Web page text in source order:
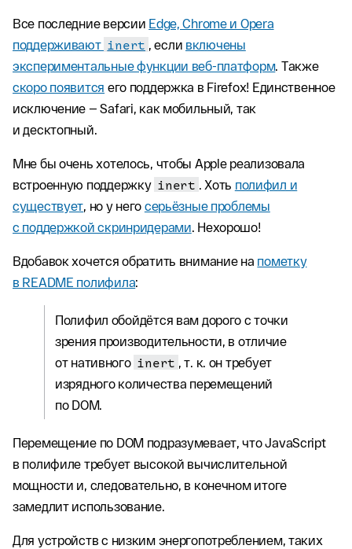
Все последние версии Edge, Chrome и Opera
поддерживают inert , если включены
экспериментальные функции веб-платформ. Также
скоро появится его поддержка в Firefox! Единственное
исключение — Safari, как мобильный, так
и десктопный.
Мне бы очень хотелось, чтобы Apple реализовала
встроенную поддержку inert . Хоть полифил и
существует, но у него серьёзные проблемы
с поддержкой скринридерами. Нехорошо!
Вдобавок хочется обратить внимание на пометку
в README полифила:
Полифил обойдётся вам дорого с точки
зрения производительности, в отличие
от нативного inert , т. к. он требует
изрядного количества перемещений
по DOM.
Перемещение по DOM подразумевает, что JavaScript
в полифиле требует высокой вычислительной
мощности и, следовательно, в конечном итоге
замедлит использование.
Для устройств с низким энергопотреблением, таких